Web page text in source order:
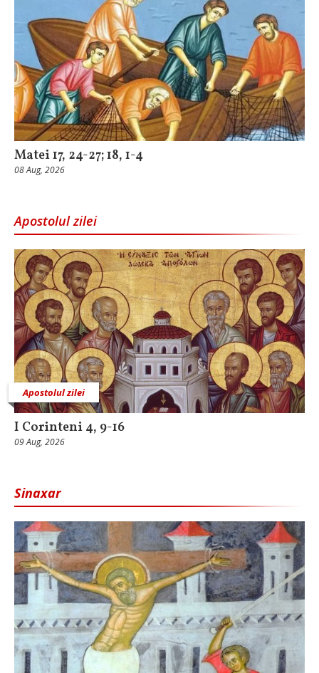
Matei 17, 24-27; 18, 1-4
08 Aug, 2026
Apostolul zilei
Apostolul zilei
I Corinteni 4, 9-16
09 Aug, 2026
Sinaxar